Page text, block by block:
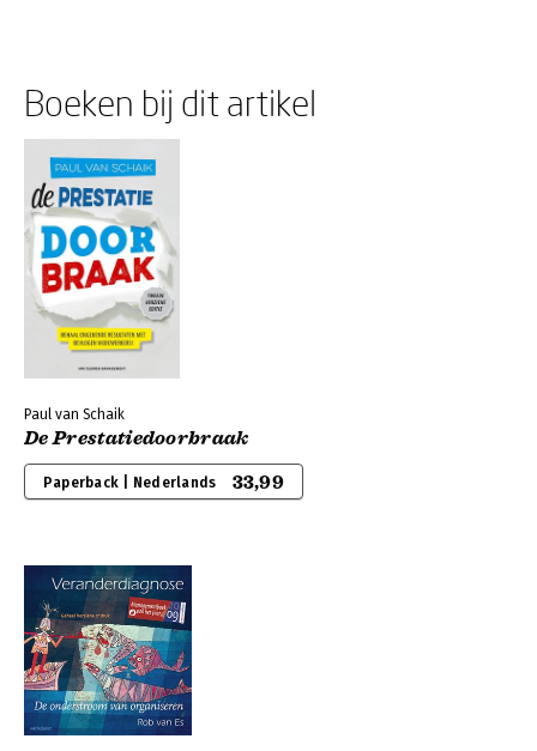
Boeken bij dit artikel
Paul van Schaik
De Prestatiedoorbraak
Paperback | Nederlands 33,99